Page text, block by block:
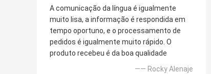
A comunicação da língua é igualmente
muito lisa, a informação é respondida em
tempo oportuno, e o processamento de
pedidos é igualmente muito rápido. O
produto recebeu é da boa qualidade
—— Rocky Alenaje